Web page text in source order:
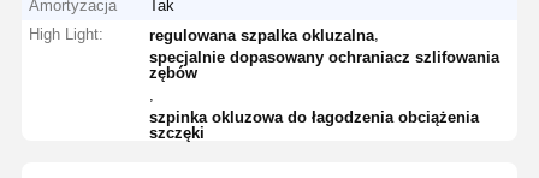
Amortyzacja
Tak
High Light:
regulowana szpalka okluzalna
specjalnie dopasowany ochraniacz szlifowania
zębów
szpinka okluzowa do łagodzenia obciążenia
szczęki